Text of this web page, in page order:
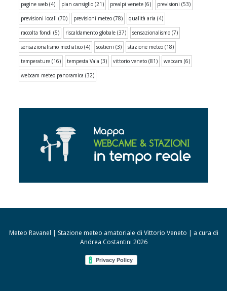
pagine web (4) pian cansiglio (21) prealpi venete (6) previsioni (53)
previsioni locali (70) previsioni meteo (78) qualità aria (4)
raccolta fondi (5) riscaldamento globale (37) sensazionalismo (7)
sensazionalismo mediatico (4) sostieni (3) stazione meteo (18)
temperature (16) tempesta Vaia (3) vittorio veneto (81) webcam (6)
webcam meteo panoramica (32)
Meteo Ravanel | Stazione meteo amatoriale di Vittorio Veneto | a cura di
Andrea Costantini 2026